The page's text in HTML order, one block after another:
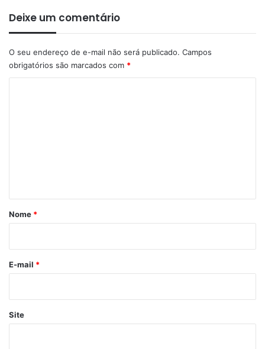
Deixe um comentário
O seu endereço de e-mail não será publicado. Campos
obrigatórios são marcados com *
r
*
Nome *
E-mail *
Site